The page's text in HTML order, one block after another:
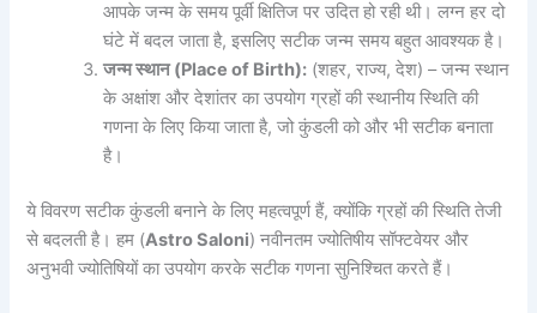
आपके जन्म के समय पूर्वी क्षितिज पर उदित हो रही थी। लग्न हर दो
घंटे में बदल जाता है, इसलिए सटीक जन्म समय बहुत आवश्यक है।
जन्म स्थान (Place of Birth): (शहर, राज्य, देश) –जन्म स्थान
के अक्षांश और देशांतर का उपयोग ग्रहों की स्थानीय स्थिति की
गणना के लिए किया जाता है, जो कुंडली को और भी सटीक बनाता
है।
ये विवरण सटीक कुंडली बनाने के लिए महत्वपूर्ण हैं, क्योंकि ग्रहों की स्थिति तेजी
से बदलती है। हम (Astro Saloni) नवीनतम ज्योतिषीय सॉफ्टवेयर और
अनुभवी ज्योतिषियों का उपयोग करके सटीक गणना सुनिश्चित करते हैं।